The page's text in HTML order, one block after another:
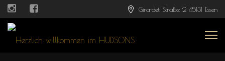
Girardet Straße 2 45131 Essen